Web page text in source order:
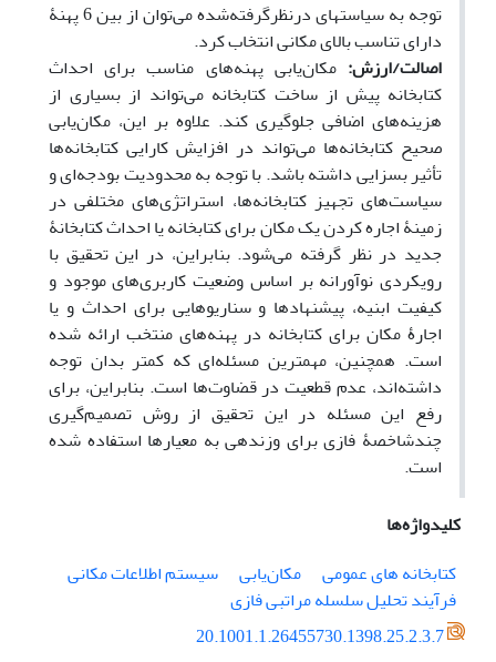
توجه به سیاست­های درنظرگرفته‌شده می­‌توان از بین 6 پهنۀ
دارای تناسب بالای مکانی انتخاب کرد.
اصالت/ارزش: مکان‌یابی پهنه­‌های مناسب برای احداث
کتابخانه­ پیش از ساخت کتابخانه می­‌تواند از بسیاری از
هزینه‌­های اضافی جلوگیری کند. علاوه بر این، مکان‌یابی
صحیح­ کتابخانه­‌ها می­‌تواند در افزایش کارایی کتابخانه­‌ها
تأثیر بسزایی داشته باشد. با توجه به محدودیت بودجه­‌ای و
سیاست‌های تجهیز کتابخانه‌­ها، استراتژی‌­های مختلفی در
زمینۀ اجاره کردن یک مکان برای کتابخانه یا احداث کتابخانۀ
جدید در نظر گرفته می‌شود. بنابراین، در این تحقیق با
رویکردی نوآورانه بر اساس وضعیت کاربری‌­های موجود و
کیفیت ابنیه، پیشنهاد‌ها و سناریوهایی برای احداث و یا
اجارۀ مکان برای کتابخانه در پهنه­‌های منتخب ارائه ‌شده
است. همچنین، مهم­ترین مسئله­‌ای که کمتر بدان توجه
داشته­‌اند، عدم قطعیت در قضاوت‌­ها است. بنابراین، برای
رفع این مسئله در این تحقیق از روش تصمیم­‌گیری
چندشاخصۀ فازی برای وزن­دهی به معیارها استفاده‌ شده
است.
کلیدواژه‌ها
کتابخانه های عمومی
مکان‌یابی
سیستم اطلاعات مکانی
فرآیند تحلیل سلسله مراتبی فازی
20.1001.1.26455730.1398.25.2.3.7